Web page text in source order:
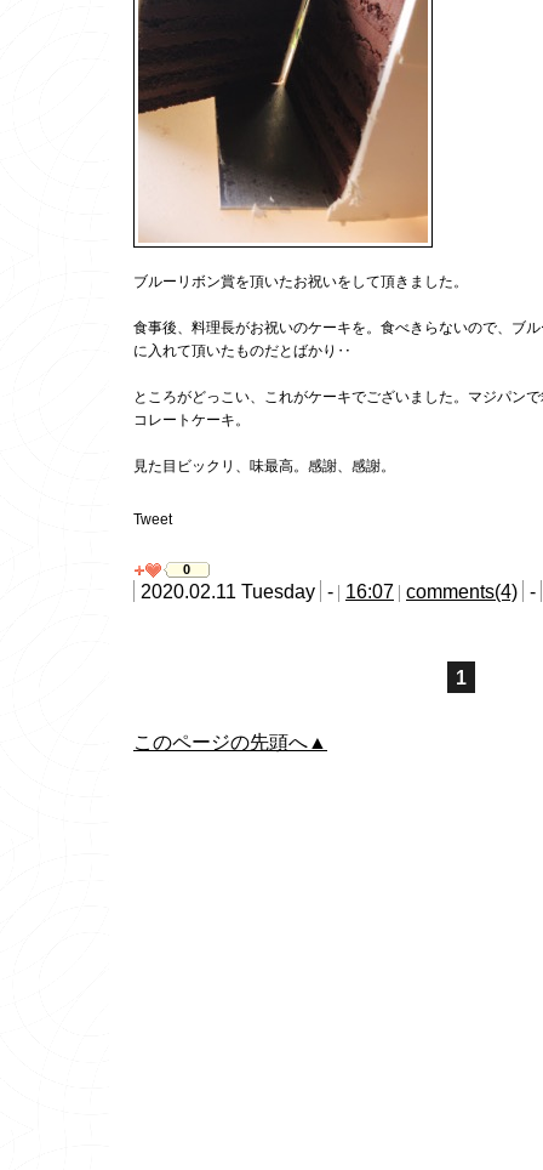
ブルーリボン賞を頂いたお祝いをして頂きました。
食事後、料理長がお祝いのケーキを。食べきらないので、ブ
に入れて頂いたものだとばかり‥
ところがどっこい、これがケーキでございました。マジパン
コレートケーキ。
見た目ビックリ、味最高。感謝、感謝。
Tweet
0
2020.02.11 Tuesday - 16:07 comments(4) -
1
このページの先頭へ▲